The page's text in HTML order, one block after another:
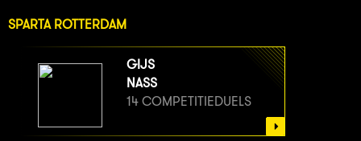
SPARTA ROTTERDAM
GIJS
NASS
14 COMPETITIEDUELS